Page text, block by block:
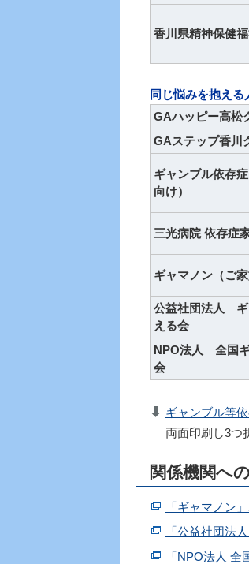
香川県精神保健
同じ悩みを抱え
GAハッピー高松
GAステップ香川
ギャンブル依存
向け）
三光病院 依存症
ギャマノン（ご家
公益社団法人 ギ
える会
NPO法人 全国
会
ギャンブル等
両面印刷し3つ
関係機関へ
「ギャマノン
「公益社団法
「NPO法人